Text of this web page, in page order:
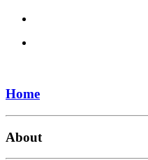
Home
About